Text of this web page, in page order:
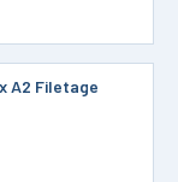
A2 Filetage